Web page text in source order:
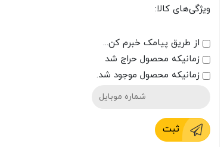
ویژگی‌های کالا:
از طریق پیامک خبرم کن...
زمانیکه محصول حراج شد
زمانیکه محصول موجود شد.
ثبت